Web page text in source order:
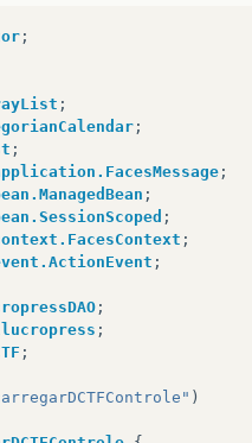
<br/>
</p:panel>
</div>
</h:form>
</p:layoutUnit>
id="teste" showDetail=
;
;
;
;
;
;
;
;
;
;
;
;
)